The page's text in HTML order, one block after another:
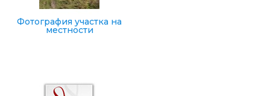
Фотография участка на
местности